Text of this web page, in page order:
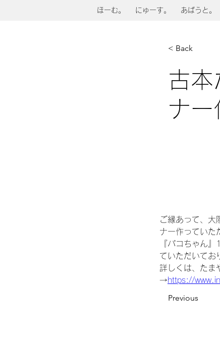
ほーむ。 にゅーす。 あばうと。
< Back
古本
ナー
ご縁あって、大
ナー作っていた
『パコちゃん
ていただいてお
詳しくは、たま
→https://
Previous